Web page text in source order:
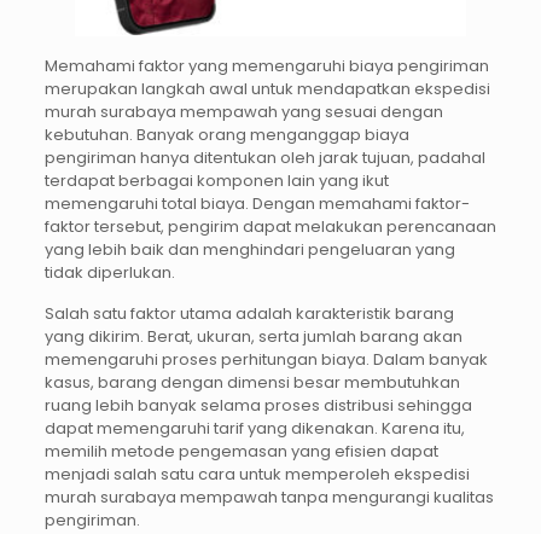
Memahami faktor yang memengaruhi biaya pengiriman
merupakan langkah awal untuk mendapatkan ekspedisi
murah surabaya mempawah yang sesuai dengan
kebutuhan. Banyak orang menganggap biaya
pengiriman hanya ditentukan oleh jarak tujuan, padahal
terdapat berbagai komponen lain yang ikut
memengaruhi total biaya. Dengan memahami faktor-
faktor tersebut, pengirim dapat melakukan perencanaan
yang lebih baik dan menghindari pengeluaran yang
tidak diperlukan.
Salah satu faktor utama adalah karakteristik barang
yang dikirim. Berat, ukuran, serta jumlah barang akan
memengaruhi proses perhitungan biaya. Dalam banyak
kasus, barang dengan dimensi besar membutuhkan
ruang lebih banyak selama proses distribusi sehingga
dapat memengaruhi tarif yang dikenakan. Karena itu,
memilih metode pengemasan yang efisien dapat
menjadi salah satu cara untuk memperoleh ekspedisi
murah surabaya mempawah tanpa mengurangi kualitas
pengiriman.